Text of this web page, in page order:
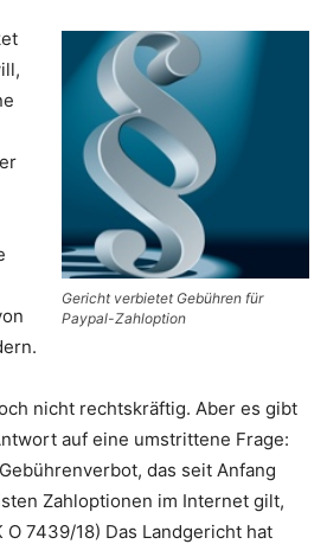
Gericht verbietet Gebühren für
Paypal-Zahloption
nicht rechtskräftig. Aber es gibt
auf eine umstrittene Frage:
das seit Anfang
Zahloptionen im Internet gilt,
O 7439/18) Das Landgericht hat